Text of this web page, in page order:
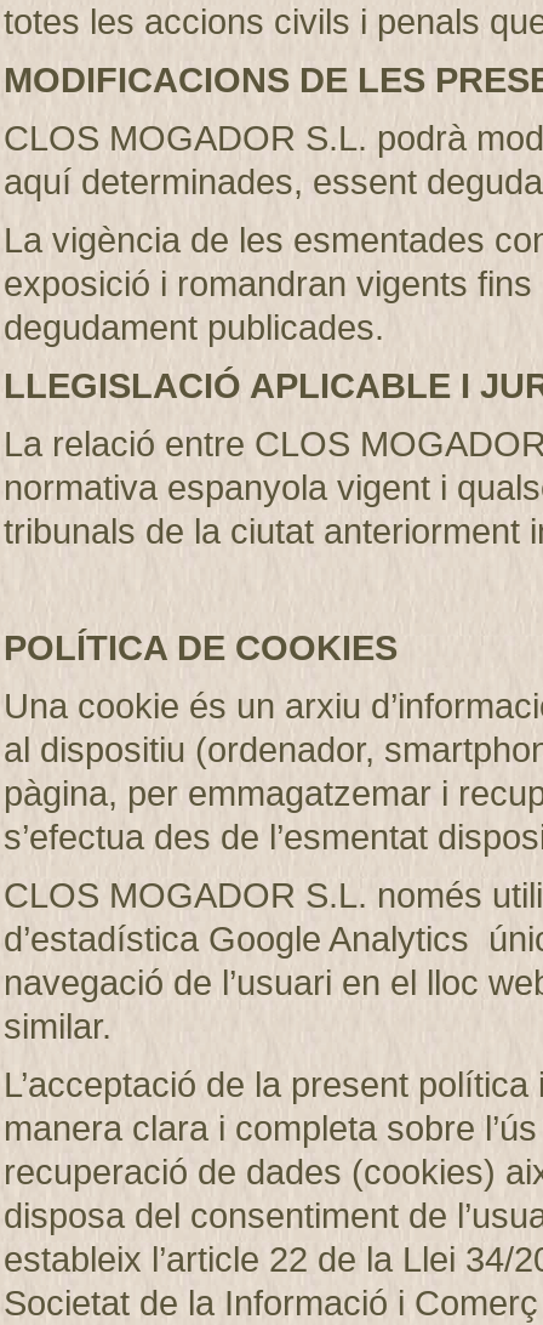
totes les accions civils i penals
MODIFICACIONS DE LES
CLOS MOGADOR S.L. podrà
aquí determinades, essent
La vigència de les esmentades
exposició i romandran vigents
degudament publicades.
LLEGISLACIÓ APLICABLE I
La relació entre CLOS
normativa espanyola vigent i
tribunals de la ciutat anteriorment
POLÍTICA DE COOKIES
Una cookie és un arxiu
al dispositiu (ordenador,
pàgina, per emmagatzemar i
s’efectua des de l’esmentat
CLOS MOGADOR S.L. només
d’estadística Google Analytics
navegació de l’usuari en el lloc
similar.
L’acceptació de la present
manera clara i completa sobre
recuperació de dades (cookies)
disposa del consentiment de
estableix l’article 22 de la Llei 34/
Societat de la Informació i